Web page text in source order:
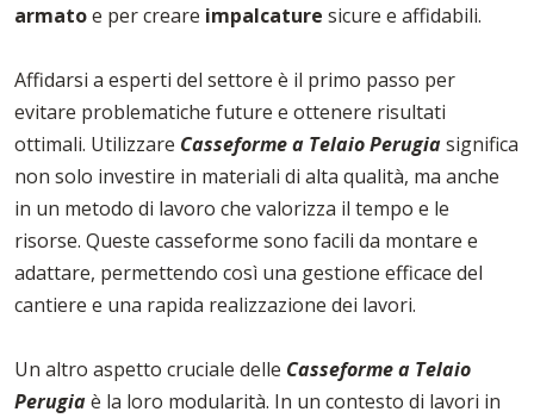
armatoe per creare impalcature sicure e affidabili.
Affidarsi a esperti del settore è il primo passo per
evitare problematiche future e ottenere risultati
ottimali. Utilizzare Casseforme a Telaio Perugiasignifica
non solo investire in materiali di alta qualità, ma anche
in un metodo di lavoro che valorizza il tempo e le
risorse. Queste casseforme sono facili da montare e
adattare, permettendo così una gestione efficace del
cantiere e una rapida realizzazione dei lavori.
Un altro aspetto cruciale delle Casseforme a Telaio
Perugiaè la loro modularità. In un contesto di lavori in